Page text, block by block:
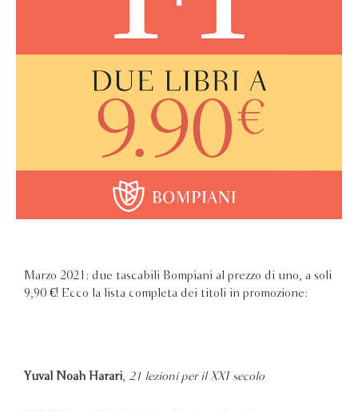
Marzo 2021: due tascabili Bompiani al prezzo di uno, a soli
9,90 €! Ecco la lista completa dei titoli in promozione:
Yuval Noah Harari, 21 lezioni per il XXI secolo